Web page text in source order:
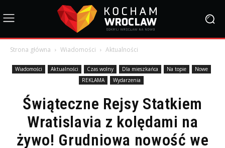
Strona główna Wiadomości Aktualności
Wiadomości Aktualności Czas wolny Dla mieszkańca Na topie
Nowe
REKLAMA
Wydarzenia
Świąteczne Rejsy Statkiem
Wratislavia z kolędami na
żywo! Grudniowa nowość we